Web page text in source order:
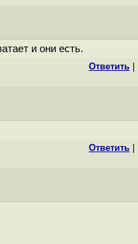
и они есть.
Ответить
Ответить